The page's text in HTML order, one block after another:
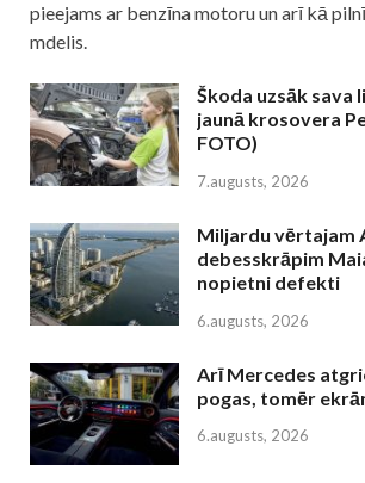
pieejams ar benzīna motoru un arī kā
mdelis.
Škoda uzsāk sava
jaunā krosovera
FOTO)
7.augusts, 2026
Miljardu vērtajam
debesskrāpim
nopietni defekti
6.augusts, 2026
Arī Mercedes
pogas, tomēr
6.augusts, 2026